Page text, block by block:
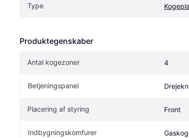
Type
Produktegenskaber
Antal kogezoner 4
Betjeningspanel
Placering af styring Front
Indbygningskomfurer